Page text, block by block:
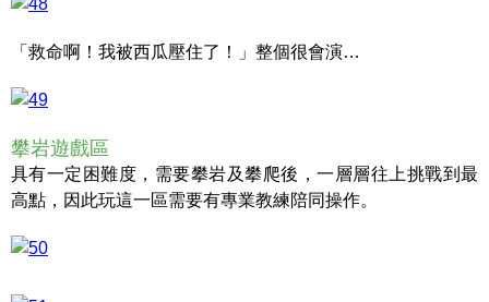
「救命啊！我被西瓜壓住了！」整個很會演…
攀岩遊戲區
具有一定困難度，需要攀岩及攀爬後，一層層往上挑戰到最
高點，因此玩這一區需要有專業教練陪同操作。